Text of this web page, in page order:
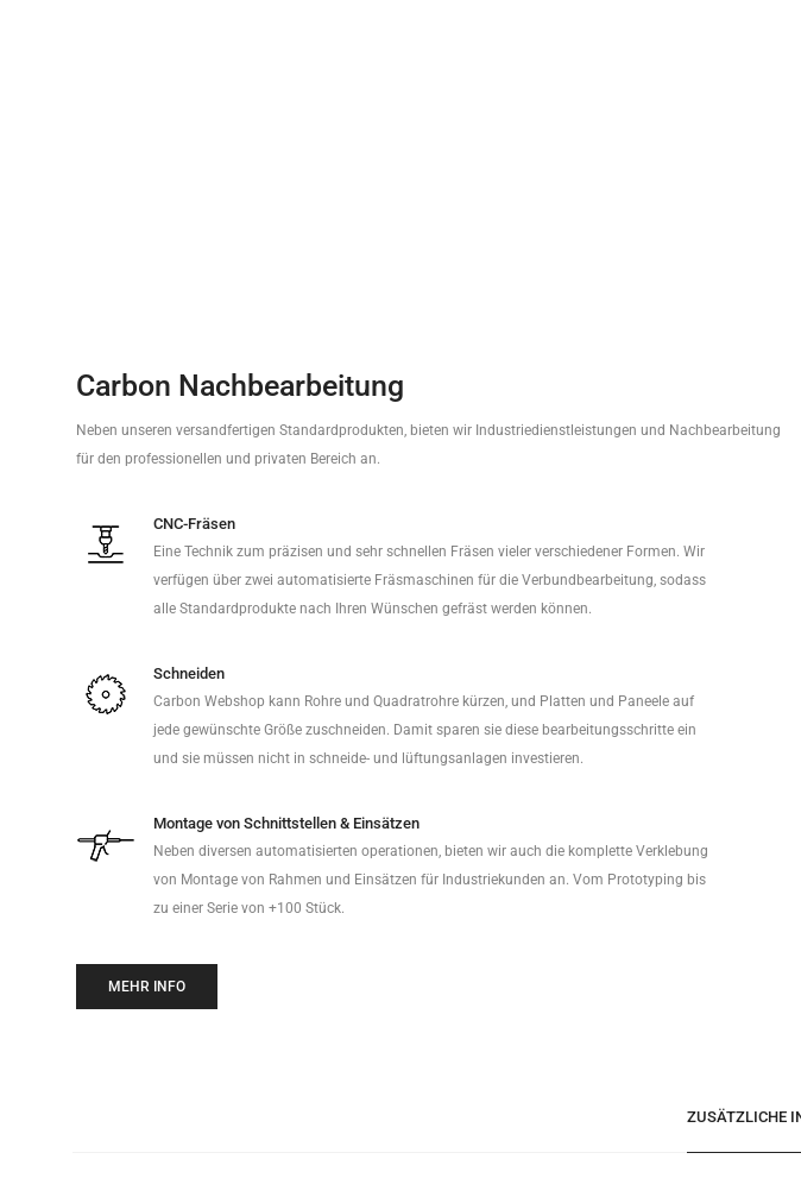
Carbon Nachbearbeitung
Neben unseren versandfertigen Standardprodukten, bieten wir Industriedienstleistungen und Nachbearbeitung
für den professionellen und privaten Bereich an.
CNC-Fräsen
Eine Technik zum präzisen und sehr schnellen Fräsen vieler verschiedener Formen. Wir
verfügen über zwei automatisierte Fräsmaschinen für die Verbundbearbeitung, sodass
alle Standardprodukte nach Ihren Wünschen gefräst werden können.
Schneiden
Carbon Webshop kann Rohre und Quadratrohre kürzen, und Platten und Paneele auf
jede gewünschte Größe zuschneiden. Damit sparen sie diese bearbeitungsschritte ein
und sie müssen nicht in schneide- und lüftungsanlagen investieren.
Montage von Schnittstellen & Einsätzen
Neben diversen automatisierten operationen, bieten wir auch die komplette Verklebung
von Montage von Rahmen und Einsätzen für Industriekunden an. Vom Prototyping bis
zu einer Serie von +100 Stück.
MEHR INFO
ZUSÄTZLICHE